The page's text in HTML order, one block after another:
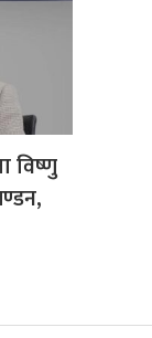
विष्णु